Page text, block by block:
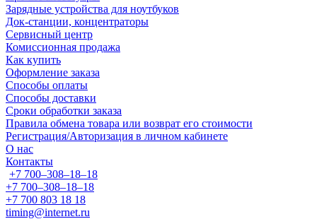
Зарядные устройства для ноутбуков
Док-станции, концентраторы
Сервисный центр
Комиссионная продажа
Как купить
Оформление заказа
Способы оплаты
Способы доставки
Сроки обработки заказа
Правила обмена товара или возврат его стоимости
Регистрация/Авторизация в личном кабинете
О нас
Контакты
+7 700‒308‒18‒18
+7 700‒308‒18‒18
+7 700 803 18 18
timing@internet.ru